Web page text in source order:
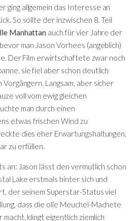
ging allgemein das Interesse an
So sollte der inzwischen 8. Teil
Manhattan auch für vier Jahre der
man Jason Vorhees (angeblich)
Der Film erwirtschaftete zwar noch
sie fiel aber schon deutlich
Langsam, aber sicher
voll vom ewig gleichen
man durch einen
etwas frischen Wind zu
dies eher Erwartungshaltungen,
zu erfüllen.
Jason lässt den vermutlich schon
Lake erstmals hinter sich und
der seinem Superstar-Status viel
dass die olle Meuchel-Machete
macht, klingt eigentlich ziemlich